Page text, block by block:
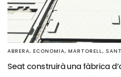
ABRERA, ECONOMIA, MARTORELL,
Seat construirà una fàbrica